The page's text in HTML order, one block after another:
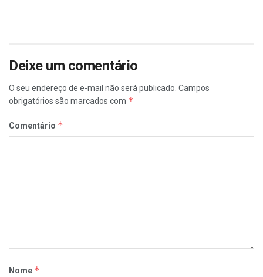
Deixe um comentário
O seu endereço de e-mail não será publicado. Campos
obrigatórios são marcados com *
Comentário *
Nome *